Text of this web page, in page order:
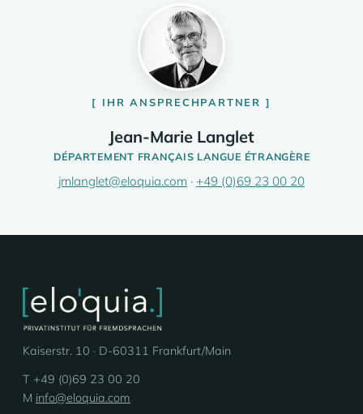
IHR ANSPRECHPARTNER
Jean-Marie Langlet
DÉPARTEMENT FRANÇAIS LANGUE ÉTRANGÈRE
jmlanglet@eloquia.com · +49 (0)69 23 00 20
Kaiserstr. 10 · D-60311 Frankfurt/Main
T +49 (0)69 23 00 20
M info@eloquia.com